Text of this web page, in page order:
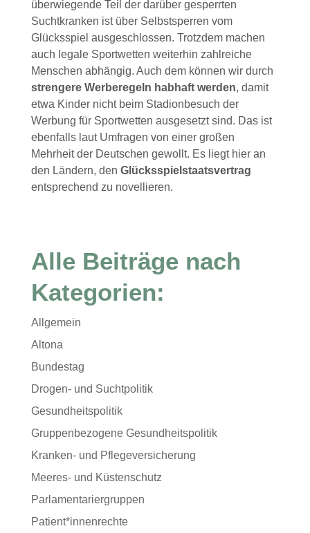
überwiegende Teil der darüber gesperrten
Suchtkranken ist über Selbstsperren vom
Glücksspiel ausgeschlossen. Trotzdem machen
auch legale Sportwetten weiterhin zahlreiche
Menschen abhängig. Auch dem können wir durch
strengere Werberegeln habhaft werden, damit
etwa Kinder nicht beim Stadionbesuch der
Werbung für Sportwetten ausgesetzt sind. Das ist
ebenfalls laut Umfragen von einer großen
Mehrheit der Deutschen gewollt. Es liegt hier an
den Ländern, den Glücksspielstaatsvertrag
entsprechend zu novellieren.
Alle Beiträge nach
Kategorien:
Allgemein
Altona
Bundestag
Drogen- und Suchtpolitik
Gesundheitspolitik
Gruppenbezogene Gesundheitspolitik
Kranken- und Pflegeversicherung
Meeres- und Küstenschutz
Parlamentariergruppen
Patient*innenrechte